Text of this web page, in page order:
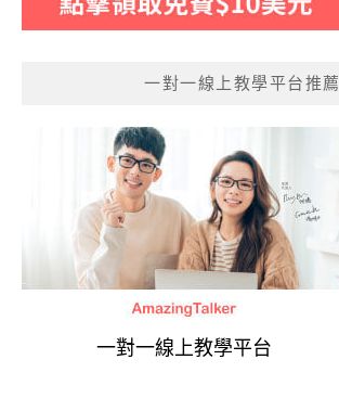
一對一線上教學平台推薦
一對一線上教學平台